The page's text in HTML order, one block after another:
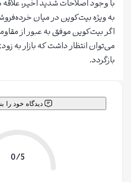
با وجود اصلاحات شدید اخیر،
به ویژه بیت‌کوین در میان
اگر بیت‌کوین موفق به عبور از
می‌توان انتظار داشت که بازار به
بازگردد.
دیدگاه خود را
0/5